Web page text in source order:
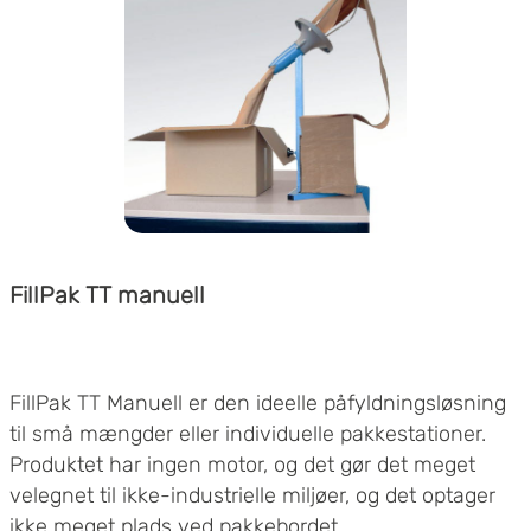
FillPak TT manuell
FillPak TT Manuell er den ideelle påfyldningsløsning
til små mængder eller individuelle pakkestationer.
Produktet har ingen motor, og det gør det meget
velegnet til ikke-industrielle miljøer, og det optager